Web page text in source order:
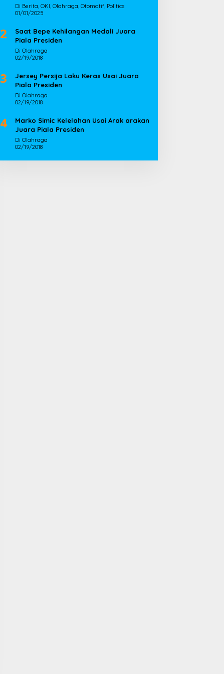
Di Berita, OKI, Olahraga, Otomatif, Politics
01/01/2025
2
Saat Bepe Kehilangan Medali Juara
Piala Presiden
Di Olahraga
02/19/2018
3
Jersey Persija Laku Keras Usai Juara
Piala Presiden
Di Olahraga
02/19/2018
4
Marko Simic Kelelahan Usai Arak arakan
Juara Piala Presiden
Di Olahraga
02/19/2018